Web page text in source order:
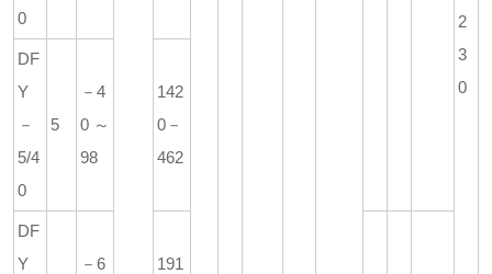
2
3
0
0
DF
Y
－
5/4
0
5
－4
0～
98
142
0－
462
DF
Y
－6
191